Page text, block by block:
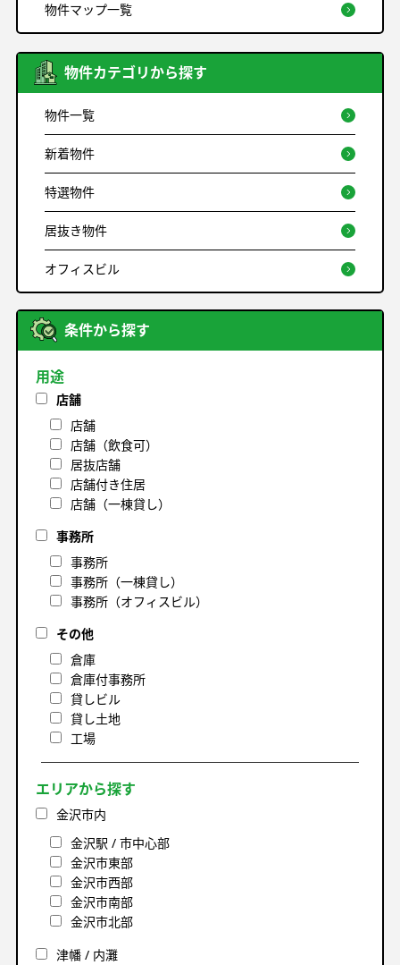
物件マップ一覧
物件カテゴリから探す
物件一覧
新着物件
特選物件
居抜き物件
オフィスビル
条件から探す
用途
店舗
店舗
店舗（飲食可）
居抜店舗
店舗付き住居
店舗（一棟貸し）
事務所
事務所
事務所（一棟貸し）
事務所（オフィスビル）
その他
倉庫
倉庫付事務所
貸しビル
貸し土地
工場
エリアから探す
金沢市内
金沢駅 / 市中心部
金沢市東部
金沢市西部
金沢市南部
金沢市北部
津幡 / 内灘